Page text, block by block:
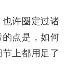
许圈定过诸
点是，如何
上都用足了